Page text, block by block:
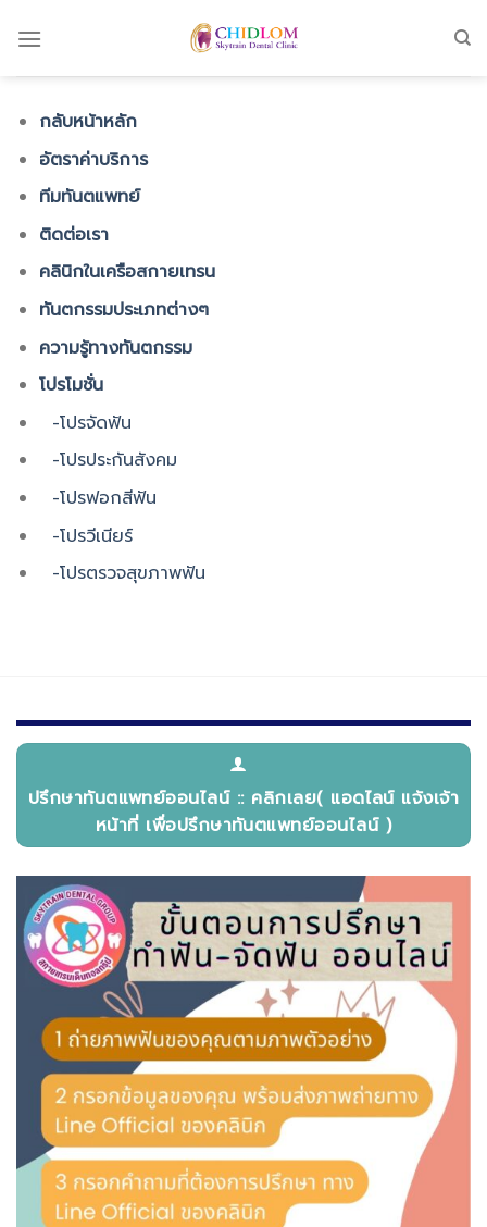
กลับหน้าหลัก
อัตราค่าบริการ
ทีมทันตแพทย์
ติดต่อเรา
คลินิกในเครือสกายเทรน
ทันตกรรมประเภทต่างๆ
ความรู้ทางทันตกรรม
โปรโมชั่น
-โปรจัดฟัน
-โปรประกันสังคม
-โปรฟอกสีฟัน
-โปรวีเนียร์
-โปรตรวจสุขภาพฟัน
ปรึกษาทันตแพทย์ออนไลน์ :: คลิกเลย( แอดไลน์ แจ้งเจ้า
หน้าที่ เพื่อปรึกษาทันตแพทย์ออนไลน์ )